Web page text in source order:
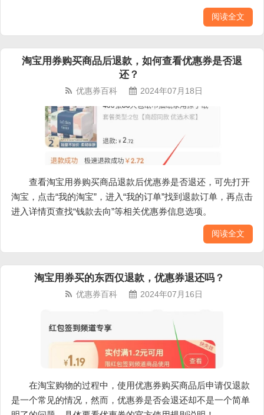
阅读全文
淘宝用券购买商品后退款，如何查看优惠券是否退
还？
优惠券百科 2024年07月18日
查看淘宝用券购买商品退款后优惠券是否退还，可先打开
淘宝，点击“我的淘宝”，进入“我的订单”找到退款订单，再点击
进入详情页查找“钱款去向”等相关优惠券信息选项。
阅读全文
淘宝用券买的东西仅退款，优惠券退还吗？
优惠券百科 2024年07月16日
在淘宝购物的过程中，使用优惠券购买商品后申请仅退款
是一个常见的情况，然而，优惠券是否会退还却不是一个简单